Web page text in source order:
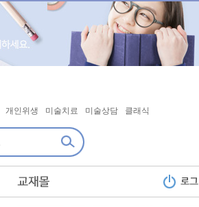
개인위생 미술치료 미술상담 클래식